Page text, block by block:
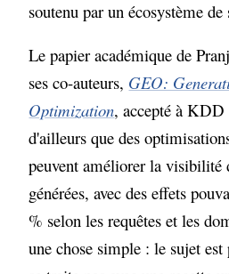
soutenu par un écosystème
Le papier académique de
ses co-auteurs, GEO:
Optimization, accepté à
d'ailleurs que des
peuvent améliorer la visibilité
générées, avec des effets
% selon les requêtes et les
une chose simple : le sujet